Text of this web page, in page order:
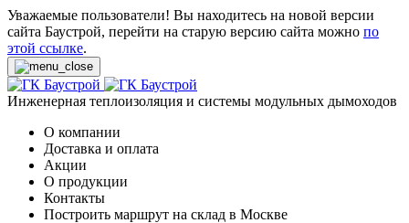
Уважаемые пользователи! Вы находитесь на новой версии
сайта Баустрой, перейти на старую версию сайта можно по
этой ссылке.
Инженерная теплоизоляция и системы модульных дымоходов
О компании
Доставка и оплата
Акции
О продукции
Контакты
Построить маршрут на склад в Москве